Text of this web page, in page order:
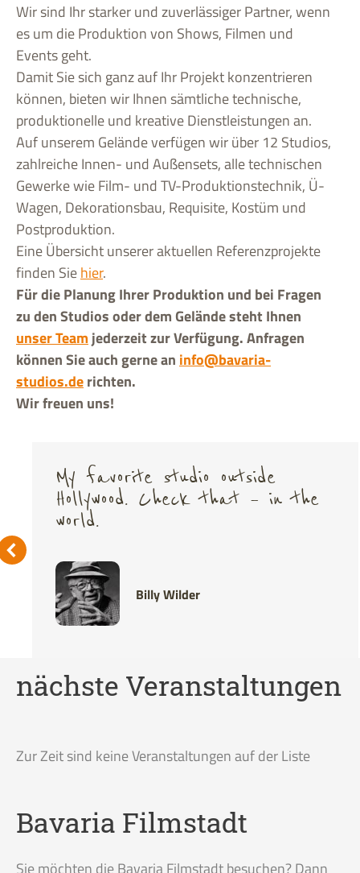
Wir sind Ihr starker und zuverlässiger Partner, wenn
es um die Produktion von Shows, Filmen und
Events geht.
Damit Sie sich ganz auf Ihr Projekt konzentrieren
können, bieten wir Ihnen sämtliche technische,
produktionelle und kreative Dienstleistungen an.
Auf unserem Gelände verfügen wir über 12 Studios,
zahlreiche Innen- und Außensets, alle technischen
Gewerke wie Film- und TV-Produktionstechnik, Ü-
Wagen, Dekorationsbau, Requisite, Kostüm und
Postproduktion.
Eine Übersicht unserer aktuellen Referenzprojekte
finden Siehier.
Für die Planung Ihrer Produktion und bei Fragen
zu den Studios oder dem Gelände steht Ihnen
unser Team jederzeit zur Verfügung. Anfragen
können Sie auch gerne an info@bavaria-
studios.derichten.
Wir freuen uns!
Billy Wilder
My favorite studio outside
Hollywood. Check that – in the
world.
nächste Veranstaltungen
Zur Zeit sind keine Veranstaltungen auf der Liste
Bavaria Filmstadt
Sie möchten die Bavaria Filmstadt besuchen? Dann